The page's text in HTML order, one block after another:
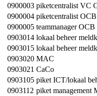
0900003 piketcentralist VC
0900004 piketcentralist
0900005 teammanager
0903014 lokaal beheer
0903015 lokaal beheer
0903020 MAC
0903021 CaCo
0903105 piket ICT/lokaal
0903112 piket management